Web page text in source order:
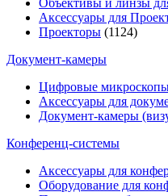
Объективы и линзы
Аксессуары для
Проекторы (1124)
Документ-камеры
Цифровые
Аксессуары для
Документ-камеры
Конференц-системы
Аксессуары для
Оборудование для